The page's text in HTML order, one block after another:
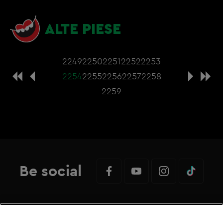
ALTE PIESE
22492250225122522253
22542255225622572258
2259
Be social